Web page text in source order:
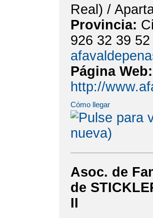
Real) /
Provincia:
926 32 39
Página
http://
Cómo llegar
Asoc. de
de
II